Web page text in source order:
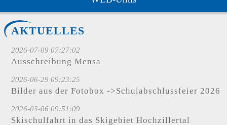
AKTUELLES
2026-07-09 07:27:02
Ausschreibung Mensa
2026-06-29 09:23:25
Bilder aus der Fotobox ->Schulabschlussfeier 2026
2026-03-06 09:51:09
Skischulfahrt in das Skigebiet Hochzillertal